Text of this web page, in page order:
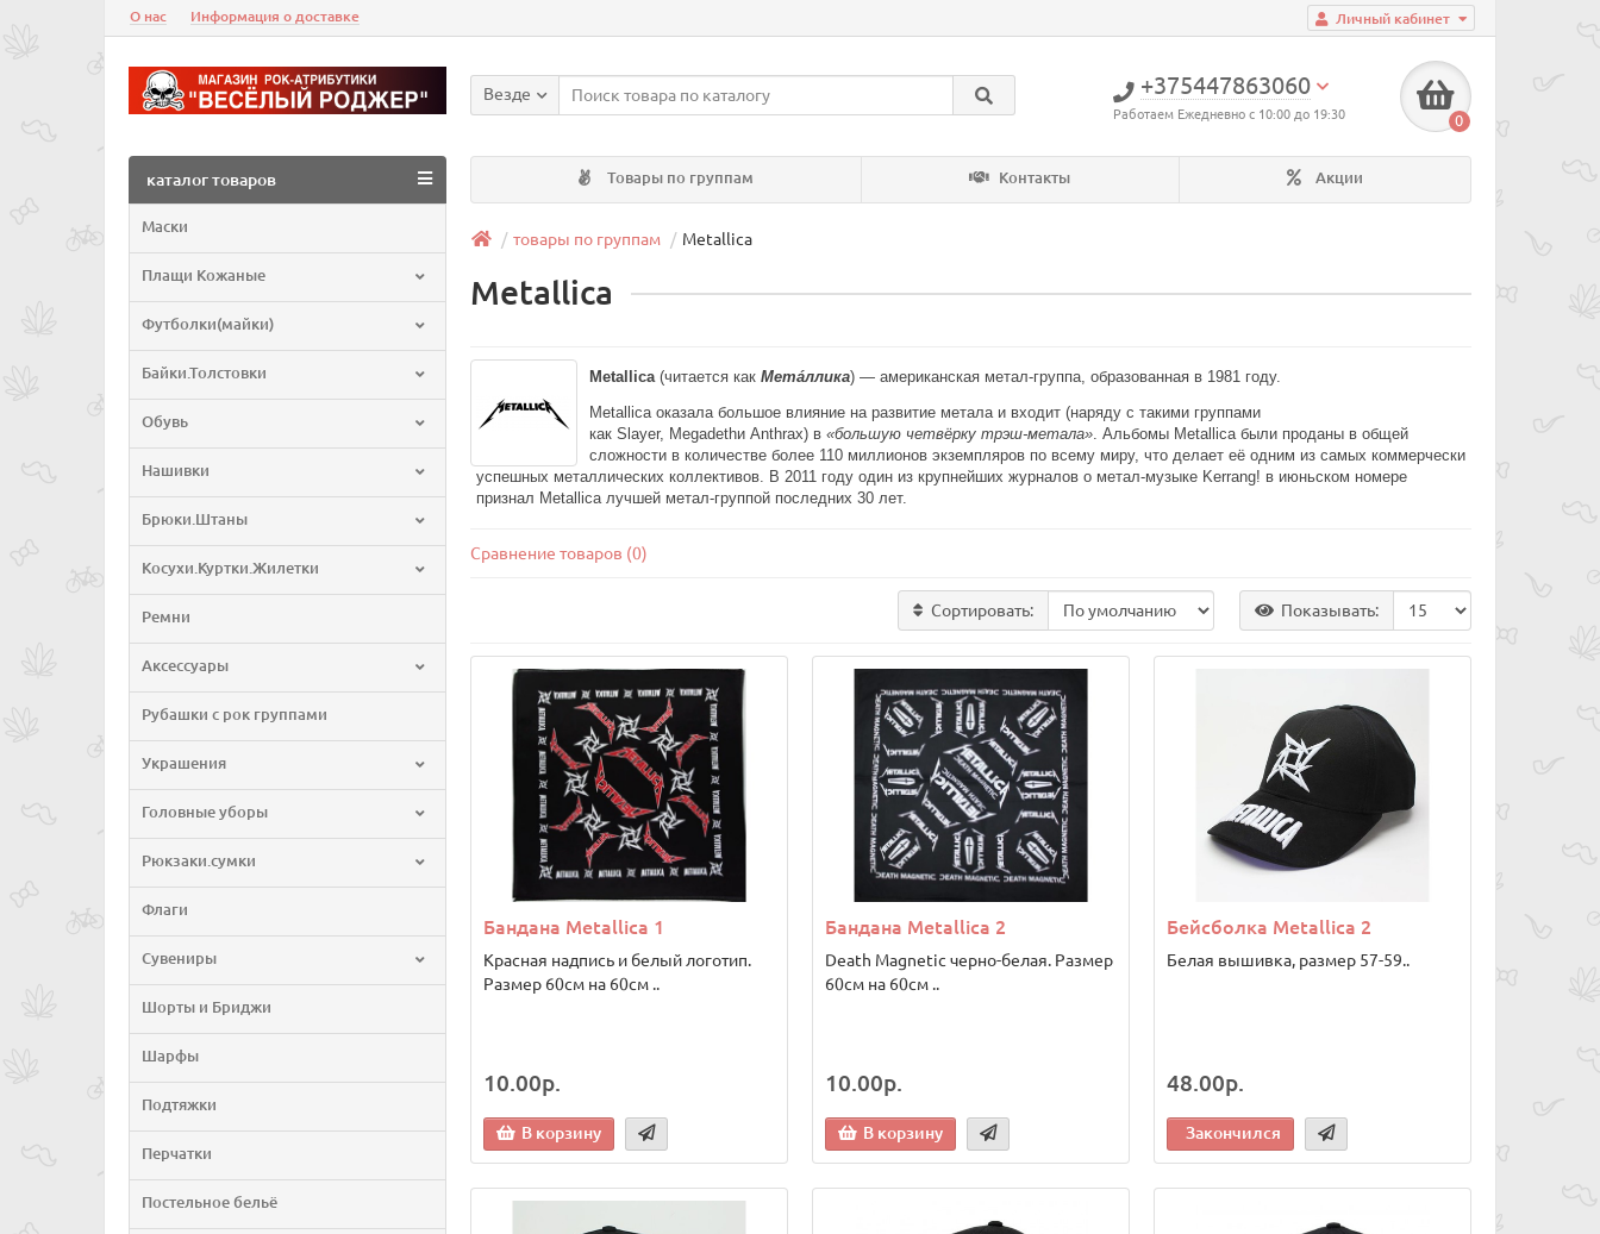
Личный кабинет
О нас Информация о доставке
+375447863060
Работаем Ежедневно с 10:00 до 19:30 0
Везде
Товары по группам Контакты Акции
каталог товаров
Маски
Плащи Кожаные
Футболки(майки)
Байки.Толстовки
Обувь
Нашивки
Брюки.Штаны
Косухи.Куртки.Жилетки
Ремни
Аксессуары
Рубашки с рок группами
Украшения
Головные уборы
Рюкзаки.сумки
Флаги
Сувениры
Шорты и Бриджи
Шарфы
Подтяжки
Перчатки
Постельное бельё
товары по группам Metallica
Metallica
Metallica (читается как Метáллика) — американская метал-группа, образованная в 1981 году.
Metallica оказала большое влияние на развитие метала и входит (наряду с такими группами
как Slayer, Megadethи Anthrax) в «большую четвёрку трэш-метала». Альбомы Metallica были проданы в общей
сложности в количестве более 110 миллионов экземпляров по всему миру, что делает её одним из самых коммерчески
успешных металлических коллективов. В 2011 году один из крупнейших журналов о метал-музыке Kerrang! в июньском номере
признал Metallica лучшей метал-группой последних 30 лет.
Сравнение товаров (0)
Сортировать: Показывать:
Бандана Metallica 1
Красная надпись и белый логотип.
Размер 60см на 60см ..
10.00р.
В корзину
Бандана Metallica 2
Death Magnetic черно-белая. Размер
60см на 60см ..
10.00р.
В корзину
Бейсболка Metallica 2
Белая вышивка, размер 57-59..
48.00р.
Закончился